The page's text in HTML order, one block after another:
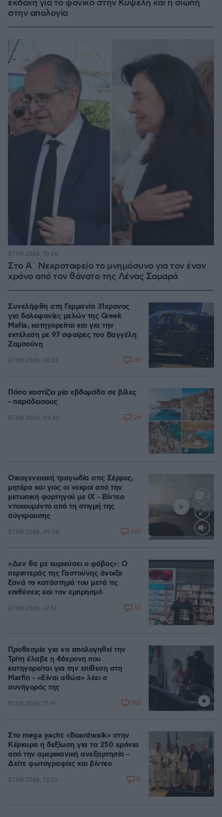
εκδοχή για το φονικό στην Κυψέλη και η σιωπή
στην απολογία
Στο Α΄ Νεκροταφείο το μνημόσυνο για τον έναν
χρόνο από τον θάνατο της Λένας Σαμαρά
07.08.2026, 10:26
Συνελήφθη στη Γερμανία 31χρονος
για δολοφονίες μελών της Greek
Mafia, κατηγορείται και για την
εκτέλεση με 97 σφαίρες του Βαγγέλη
Ζαμπούνη
07.08.2026, 10:33 35
Πόσο κοστίζει μία εβδομάδα σε βίλες
- παράδεισους
07.08.2026, 09:43 24
Loaded:
Οικογενειακή τραγωδία στις Σέρρες,
μητέρα και γιος οι νεκροί από την
μετωπική φορτηγού με ΙΧ - Βίντεο
ντοκουμέντο από τη στιγμή της
σύγκρουσης
07.08.2026, 09:58 367
«Δεν θα με κυριεύσει ο φόβος»: Ο
περιπτεράς της Γαστούνης άνοιξε
ξανά το κατάστημά του μετά τις
επιθέσεις και τον εμπρησμό
07.08.2026, 12:51 57
Προθεσμία για να απολογηθεί την
Τρίτη έλαβε η 46χρονη που
κατηγορείται για την επίθεση στη
Marfin - «Είναι αθώα» λέει ο
συνήγορός της
07.08.2026, 11:41 163
Στο mega yacht «Boardwalk» στην
Κέρκυρα η δεξίωση για τα 250 χρόνια
από την αμερικανική ανεξαρτησία -
Δείτε φωτογραφίες και βίντεο
07.08.2026, 13:23 8